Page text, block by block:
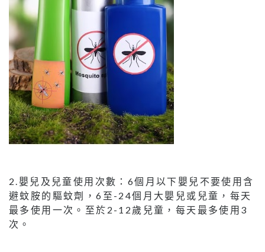
2.嬰兒及兒童使用次數：6個月以下嬰兒不要使用含
避蚊胺的驅蚊劑，6至-24個月大嬰兒或兒童，每天
最多使用一次。至於2-12歲兒童，每天最多使用3
次。